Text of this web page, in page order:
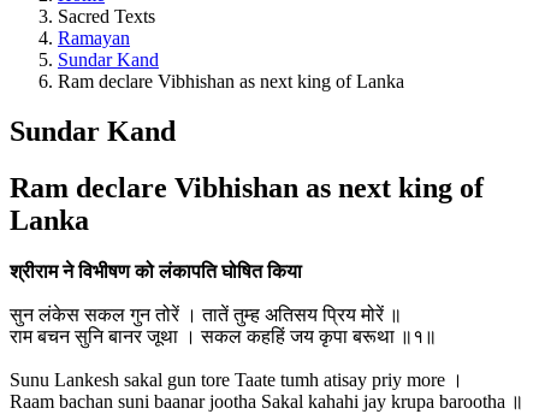
Sacred Texts
Ramayan
Sundar Kand
Ram declare Vibhishan as next king of Lanka
Sundar Kand
Ram declare Vibhishan as next king of
Lanka
श्रीराम ने विभीषण को लंकापति घोषित किया
सुन लंकेस सकल गुन तोरें । तातें तुम्ह अतिसय प्रिय मोरें ॥
राम बचन सुनि बानर जूथा । सकल कहहिं जय कृपा बरूथा ॥१॥
Sunu Lankesh sakal gun tore Taate tumh atisay priy more ।
Raam bachan suni baanar jootha Sakal kahahi jay krupa barootha ॥